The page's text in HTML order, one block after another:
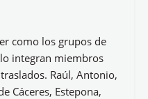
como los grupos de
integran miembros
Raúl, Antonio,
Cáceres, Estepona,